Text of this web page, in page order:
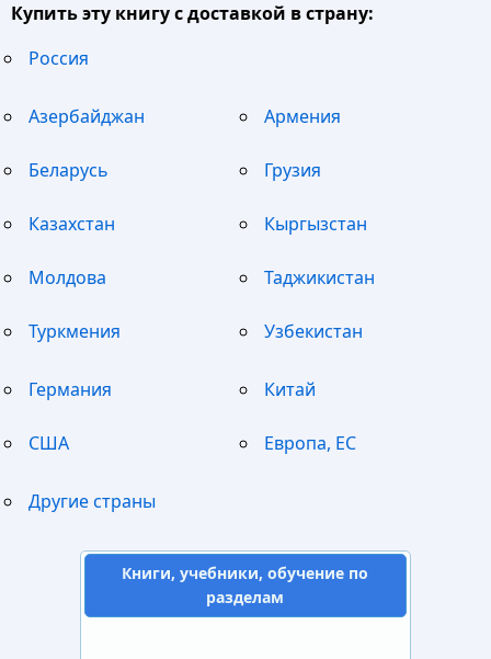
Купить эту книгу с доставкой в страну:
Россия
Азербайджан Армения
Беларусь Грузия
Казахстан Кыргызстан
Молдова Таджикистан
Туркмения Узбекистан
Германия Китай
США Европа, ЕС
Другие страны
Книги, учебники, обучение по
разделам